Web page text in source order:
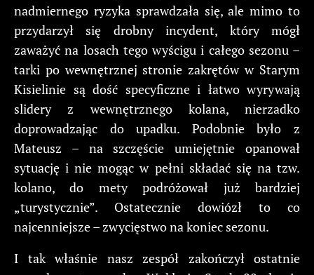
nadmiernego ryzyka sprawdzała się, ale mimo to
przydarzył się drobny incydent, który mógł
zaważyć na losach tego wyścigu i całego sezonu –
tarki po wewnętrznej stronie zakrętów w Starym
Kisielinie są dość specyficzne i łatwo wyrywają
slidery z wewnętrznego kolana, nierzadko
doprowadzając do upadku. Podobnie było z
Mateusz – na szczęście umiejętnie opanował
sytuację i nie mogąc w pełni składać się na tzw.
kolano, do mety podróżował już bardziej
„turystycznie”. Ostatecznie dowiózł to co
najcenniejsze – zwycięstwo na koniec sezonu.
I tak właśnie nasz zespół zakończył ostatnie